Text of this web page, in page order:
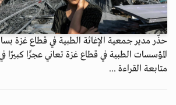
حذّر مدير جمعية الإغاثة الطبية في قطاع غزة
المؤسسات الطبية في قطاع غزة تعاني عجزًا كبيرًا في
متابعة القراءة ...